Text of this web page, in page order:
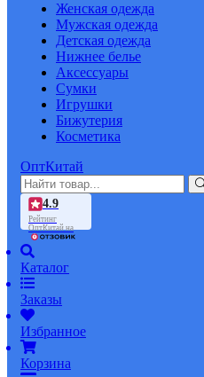
Женская одежда
Мужская одежда
Детская одежда
Нижнее белье
Аксессуары
Сумки
Игрушки
Бижутерия
Косметика
ОптКитай
4.9
Рейтинг
ОптКитай на
Каталог
Заказы
Избранное
Корзина